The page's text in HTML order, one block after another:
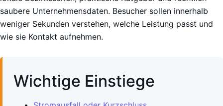
saubere Unternehmensdaten. Besucher sollen innerhalb
weniger Sekunden verstehen, welche Leistung passt und
wie sie Kontakt aufnehmen.
Wichtige Einstiege